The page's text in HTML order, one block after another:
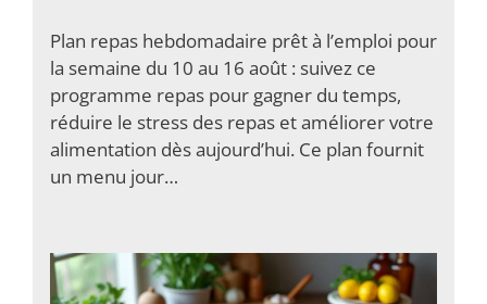
Plan repas hebdomadaire prêt à l’emploi pour
la semaine du 10 au 16 août : suivez ce
programme repas pour gagner du temps,
réduire le stress des repas et améliorer votre
alimentation dès aujourd’hui. Ce plan fournit
un menu jour…